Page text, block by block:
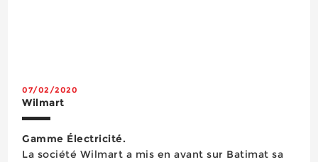
07/02/2020
Wilmart
Gamme Électricité.
La société Wilmart a mis en avant sur Batimat sa